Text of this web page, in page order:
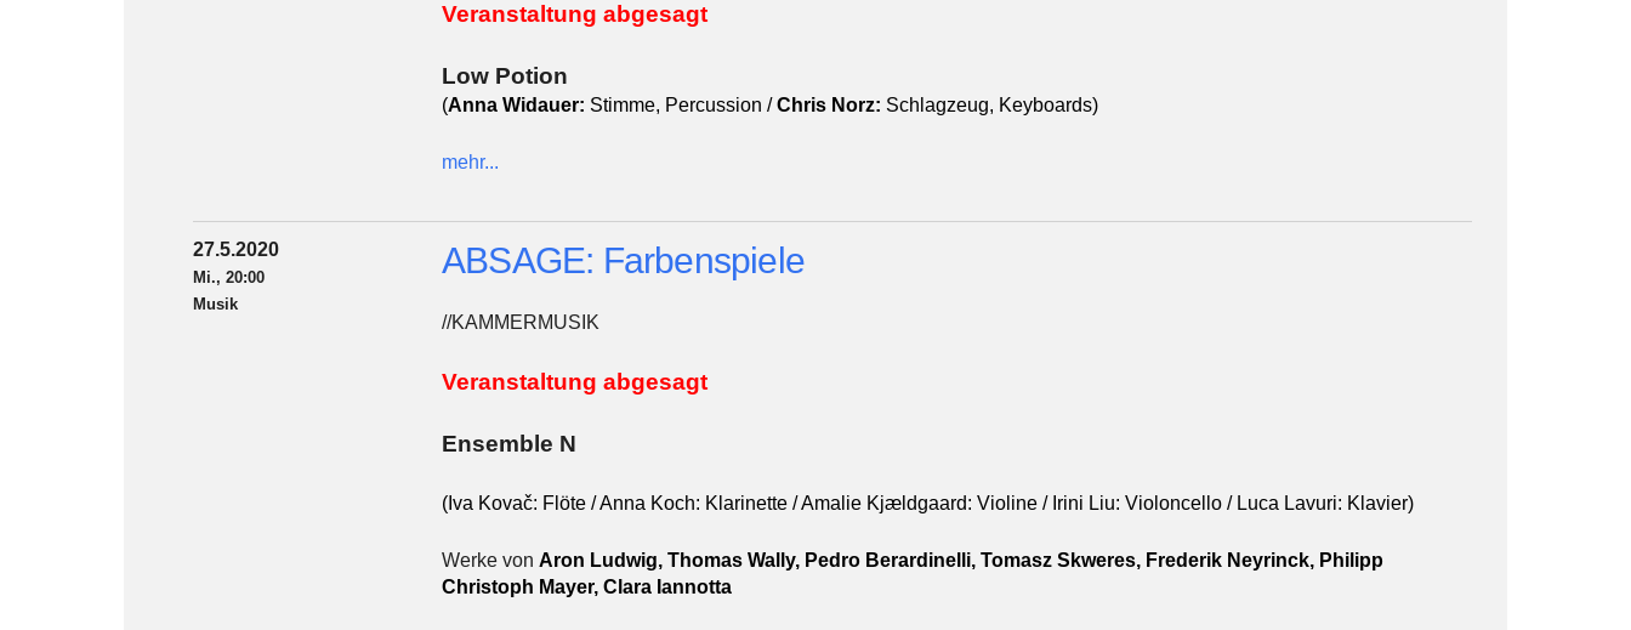
Veranstaltung abgesagt
Low Potion
(Anna Widauer: Stimme, Percussion /Chris Norz: Schlagzeug, Keyboards)
mehr...
27.5.2020
Mi., 20:00
Musik
ABSAGE: Farbenspiele
//KAMMERMUSIK
Veranstaltung abgesagt
Ensemble N
(Iva Kovač: Flöte / Anna Koch: Klarinette / Amalie Kjældgaard: Violine / Irini Liu: Violoncello / Luca Lavuri: Klavier)
Werke von Aron Ludwig, Thomas Wally, Pedro Berardinelli, Tomasz Skweres, Frederik Neyrinck, Philipp
Christoph Mayer, Clara Iannotta